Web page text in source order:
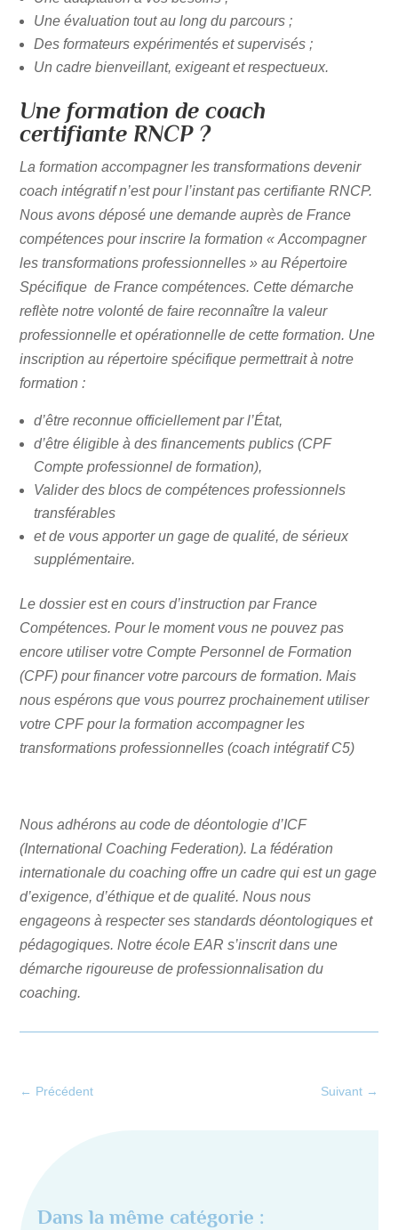
Une évaluation tout au long du parcours ;
Des formateurs expérimentés et supervisés ;
Un cadre bienveillant, exigeant et respectueux.
Une formation de coach
certifiante RNCP ?
La formation accompagner les transformations devenir
coach intégratif n’est pour l’instant pas certifiante RNCP.
Nous avons déposé une demande auprès de France
compétences pour inscrire la formation « Accompagner
les transformations professionnelles » au Répertoire
Spécifique de France compétences. Cette démarche
reflète notre volonté de faire reconnaître la valeur
professionnelle et opérationnelle de cette formation. Une
inscription au répertoire spécifique permettrait à notre
formation :
d’être reconnue officiellement par l’État,
d’être éligible à des financements publics (CPF
Compte professionnel de formation),
Valider des blocs de compétences professionnels
transférables
et de vous apporter un gage de qualité, de sérieux
supplémentaire.
Le dossier est en cours d’instruction par France
Compétences. Pour le moment vous ne pouvez pas
encore utiliser votre Compte Personnel de Formation
(CPF) pour financer votre parcours de formation. Mais
nous espérons que vous pourrez prochainement utiliser
votre CPF pour la formation accompagner les
transformations professionnelles (coach intégratif C5)
Nous adhérons au code de déontologie d’ICF
(International Coaching Federation). La fédération
internationale du coaching offre un cadre qui est un gage
d’exigence, d’éthique et de qualité. Nous nous
engageons à respecter ses standards déontologiques et
pédagogiques. Notre école EAR s’inscrit dans une
démarche rigoureuse de professionnalisation du
coaching.
← Précédent Suivant→
Dans la même catégorie :